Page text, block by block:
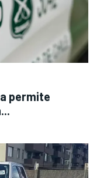
permite